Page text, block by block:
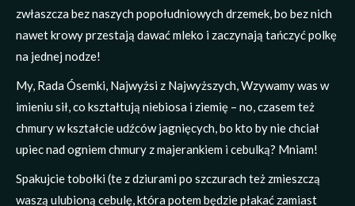
zwłaszcza bez naszych popołudniowych drzemek, bo bez nich
nawet krowy przestają dawać mleko i zaczynają tańczyć polkę
na jednej nodze!
My, Rada Ósemki, Najwyżsi z Najwyższych, Wzywamy was w
imieniu sił, co kształtują niebiosa i ziemię – no, czasem też
chmury w kształcie udźców jagnięcych, bo kto by nie chciał
upiec nad ogniem chmury z majerankiem i cebulką? Mniam!
Spakujcie tobołki (te z dziurami po szczurach też zmieszczą
waszą ulubioną cebulę, która potem będzie płakać zamiast